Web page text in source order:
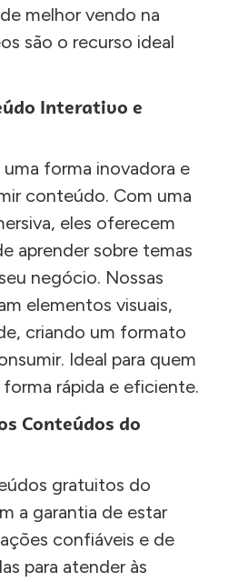
melhor vendo na
são o recurso ideal
Interativo e
uma forma inovadora e
conteúdo. Com uma
eles oferecem
aprender sobre temas
negócio. Nossas
elementos visuais,
criando um formato
Ideal para quem
rápida e eficiente.
Conteúdos do
gratuitos do
a garantia de estar
confiáveis e de
para atender às